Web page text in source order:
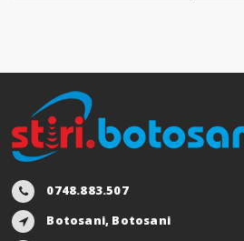
0748.883.507
Botosani, Botosani